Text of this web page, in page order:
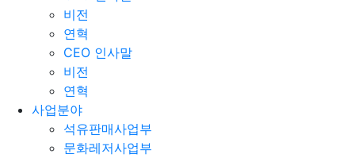
비전
연혁
CEO 인사말
비전
연혁
사업분야
석유판매사업부
문화레저사업부